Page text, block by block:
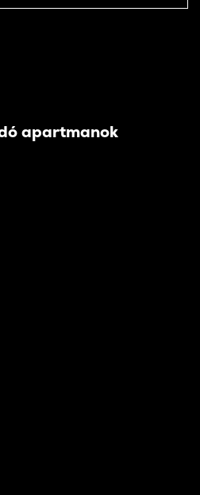
apartmanok